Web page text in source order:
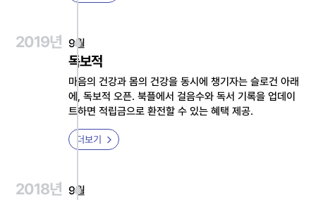
2019년 9월
독보적
마음의 건강과 몸의 건강을 동시에 챙기자는 슬로건 아래
에, 독보적 오픈. 북플에서 걸음수와 독서 기록을 업데이
트하면 적립금으로 환전할 수 있는 혜택 제공.
더보기
2018년 9월